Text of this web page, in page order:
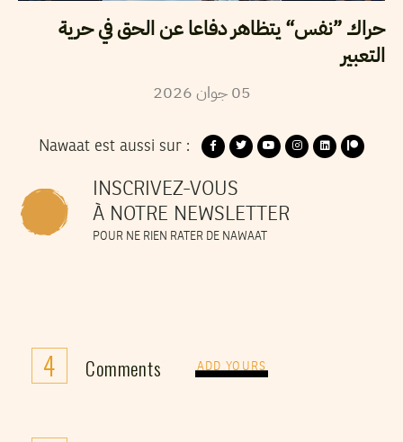
حراك ”نفس“ يتظاهر دفاعا عن الحق في حرية
التعبير
05 جوان2026
Nawaat est aussi sur :
INSCRIVEZ-VOUS
À NOTRE NEWSLETTER
POUR NE RIEN RATER DE NAWAAT
4 Comments ADD YOURS